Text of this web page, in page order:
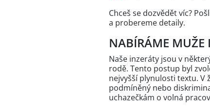
Chceš se dozvědět víc?
a probereme detaily.
NABÍRÁME MUŽE
Naše inzeráty jsou v
rodě. Tento postup byl
nejvyšší plynulosti textu. V
podmíněný nebo
uchazečkám o volná